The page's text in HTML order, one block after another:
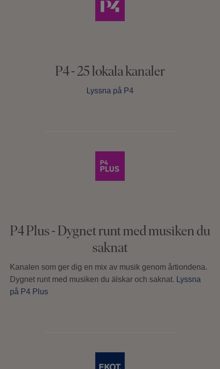
P4 - 25 lokala kanaler
Lyssna på P4
P4 Plus - Dygnet runt med musiken du
saknat
Kanalen som ger dig en mix av musik genom årtiondena.
Dygnet runt med musiken du älskar och saknat. Lyssna
på P4 Plus